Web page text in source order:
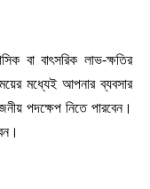
বা বাৎসরিক লাভ-ক্ষতির
মধ্যেই আপনার ব্যবসার
পদক্ষেপ নিতে পারবেন।